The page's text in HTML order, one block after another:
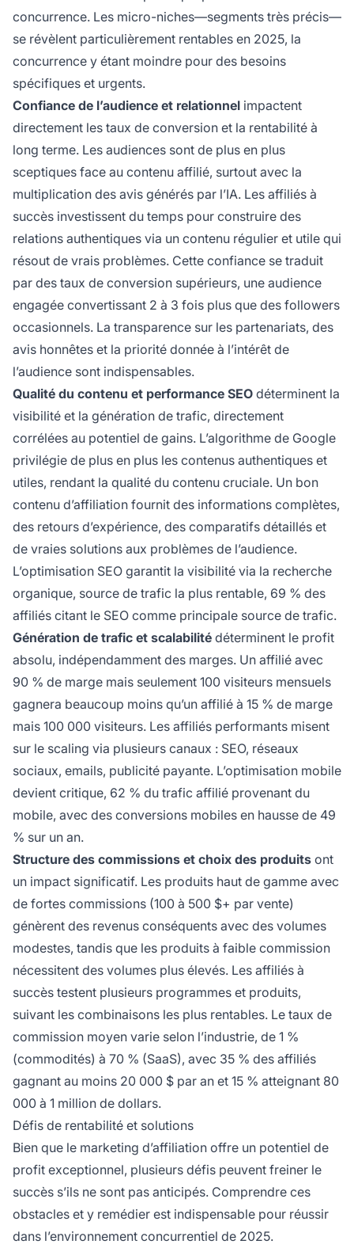
concurrence. Les micro-niches—segments très précis—
se révèlent particulièrement rentables en 2025, la
concurrence y étant moindre pour des besoins
spécifiques et urgents.
Confiance de l’audience et relationnel impactent
directement les taux de conversion et la rentabilité à
long terme. Les audiences sont de plus en plus
sceptiques face au contenu affilié, surtout avec la
multiplication des avis générés par l’IA. Les affiliés à
succès investissent du temps pour construire des
relations authentiques via un contenu régulier et utile qui
résout de vrais problèmes. Cette confiance se traduit
par des taux de conversion supérieurs, une audience
engagée convertissant 2 à 3 fois plus que des followers
occasionnels. La transparence sur les partenariats, des
avis honnêtes et la priorité donnée à l’intérêt de
l’audience sont indispensables.
Qualité du contenu et performance SEO déterminent la
visibilité et la génération de trafic, directement
corrélées au potentiel de gains. L’algorithme de Google
privilégie de plus en plus les contenus authentiques et
utiles, rendant la qualité du contenu cruciale. Un bon
contenu d’affiliation fournit des informations complètes,
des retours d’expérience, des comparatifs détaillés et
de vraies solutions aux problèmes de l’audience.
L’optimisation SEO garantit la visibilité via la recherche
organique, source de trafic la plus rentable, 69 % des
affiliés citant le SEO comme principale source de trafic.
Génération de trafic et scalabilité déterminent le profit
absolu, indépendamment des marges. Un affilié avec
90 % de marge mais seulement 100 visiteurs mensuels
gagnera beaucoup moins qu’un affilié à 15 % de marge
mais 100 000 visiteurs. Les affiliés performants misent
sur le scaling via plusieurs canaux : SEO, réseaux
sociaux, emails, publicité payante. L’optimisation mobile
devient critique, 62 % du trafic affilié provenant du
mobile, avec des conversions mobiles en hausse de 49
% sur un an.
Structure des commissions et choix des produits ont
un impact significatif. Les produits haut de gamme avec
de fortes commissions (100 à 500 $+ par vente)
génèrent des revenus conséquents avec des volumes
modestes, tandis que les produits à faible commission
nécessitent des volumes plus élevés. Les affiliés à
succès testent plusieurs programmes et produits,
suivant les combinaisons les plus rentables. Le taux de
commission moyen varie selon l’industrie, de 1 %
(commodités) à 70 % (SaaS), avec 35 % des affiliés
gagnant au moins 20 000 $ par an et 15 % atteignant 80
000 à 1 million de dollars.
Défis de rentabilité et solutions
Bien que le marketing d’affiliation offre un potentiel de
profit exceptionnel, plusieurs défis peuvent freiner le
succès s’ils ne sont pas anticipés. Comprendre ces
obstacles et y remédier est indispensable pour réussir
dans l’environnement concurrentiel de 2025.